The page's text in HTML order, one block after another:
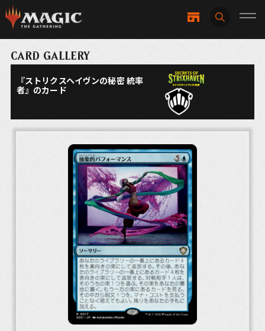
CARD GALLERY
『ストリクスヘイヴンの秘密 統率
者』のカード